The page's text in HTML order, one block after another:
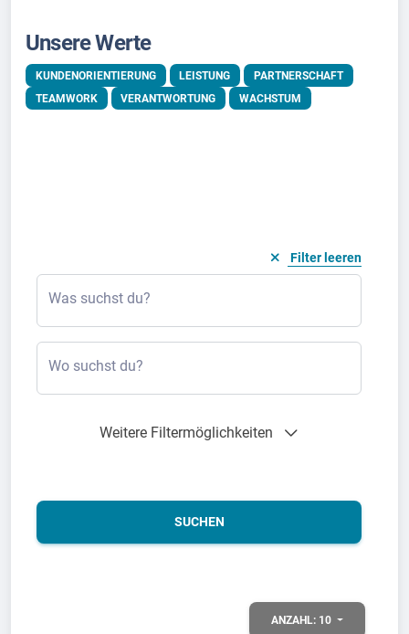
Unsere Werte
KUNDENORIENTIERUNG LEISTUNG
PARTNERSCHAFT
TEAMWORK
VERANTWORTUNG WACHSTUM
Filter leeren
Was suchst du?
Wo suchst du?
Weitere Filtermöglichkeiten
SUCHEN
ANZAHL: 10